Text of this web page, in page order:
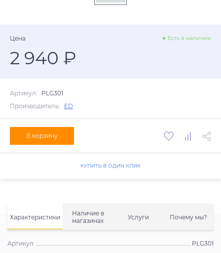
Характеристики
Наличие в
магазинах
Услуги Почему мы?
Артикул
PLG301
Цена Есть в наличии
2 940 ₽
Артикул:
PLG301
Производитель:
ED
В корзину
КУПИТЬ В ОДИН КЛИК